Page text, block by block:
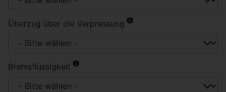
Überzug über die Verpressung
Bremsflüssigkeit